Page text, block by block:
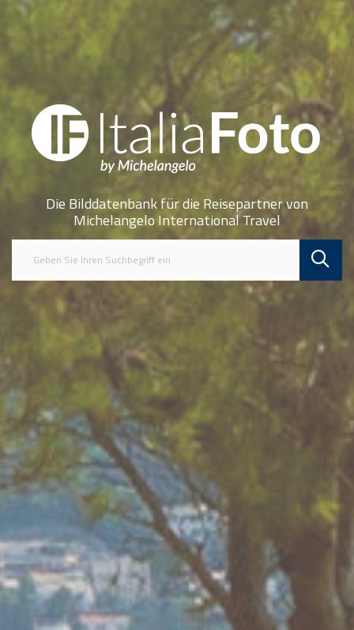
Die Bilddatenbank für die Reisepartner von
Michelangelo International Travel